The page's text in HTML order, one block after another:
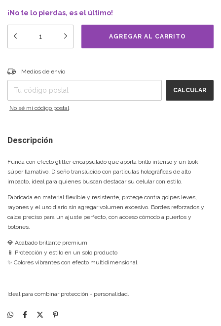
¡No te lo pierdas, es el último!
Entregas para el CP:
Medios de envío
CALCULAR
No sé mi código postal
Descripción
Funda con efecto glitter encapsulado que aporta brillo intenso y un look
súper llamativo. Diseño translúcido con partículas holográficas de alto
impacto, ideal para quienes buscan destacar su celular con estilo.
Fabricada en material flexible y resistente, protege contra golpes leves,
rayones y el uso diario sin agregar volumen excesivo. Bordes reforzados y
calce preciso para un ajuste perfecto, con acceso cómodo a puertos y
botones.
💎 Acabado brillante premium
📱 Protección y estilo en un solo producto
✨ Colores vibrantes con efecto multidimensional
Ideal para combinar protección + personalidad.